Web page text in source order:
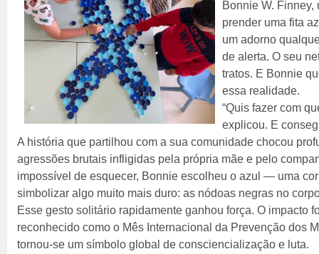
Bonnie W.
prender uma fita
um adorno
de alerta. O seu
tratos. E Bonnie
essa realidade.
“Quis fazer com
explicou. E
A história que partilhou com a sua comunidade chocou
agressões brutais infligidas pela própria mãe e pelo
impossível de esquecer, Bonnie escolheu o azul — uma
simbolizar algo muito mais duro: as nódoas negras no
Esse gesto solitário rapidamente ganhou força. O impacto
reconhecido como o Mês Internacional da Prevenção dos
tornou-se um símbolo global de consciencialização e luta.